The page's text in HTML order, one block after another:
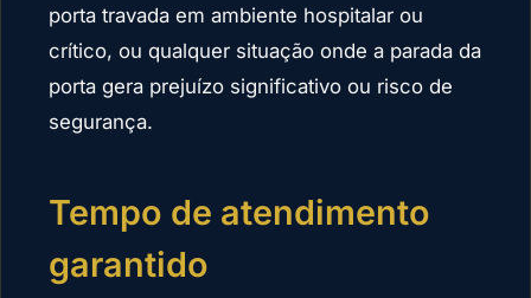
porta travada em ambiente hospitalar ou
crítico, ou qualquer situação onde a parada da
porta gera prejuízo significativo ou risco de
segurança.
Tempo de atendimento
garantido